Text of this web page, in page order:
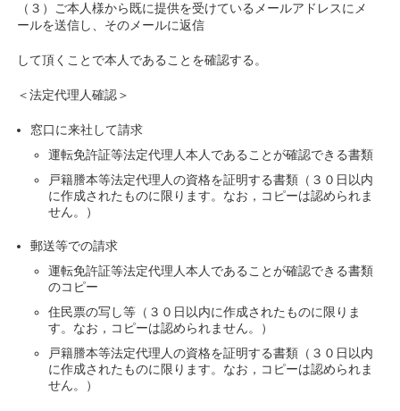
（３）ご本人様から既に提供を受けているメールアドレスにメ
ールを送信し、そのメールに返信
して頂くことで本人であることを確認する。
＜法定代理人確認＞
窓口に来社して請求
運転免許証等法定代理人本人であることが確認できる書類
戸籍謄本等法定代理人の資格を証明する書類（３０日以内
に作成されたものに限ります。なお，コピーは認められま
せん。）
郵送等での請求
運転免許証等法定代理人本人であることが確認できる書類
のコピー
住民票の写し等（３０日以内に作成されたものに限りま
す。なお，コピーは認められません。）
戸籍謄本等法定代理人の資格を証明する書類（３０日以内
に作成されたものに限ります。なお，コピーは認められま
せん。）